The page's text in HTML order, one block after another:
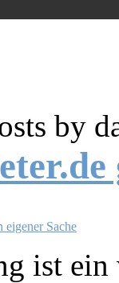
by
eigener Sache
ist